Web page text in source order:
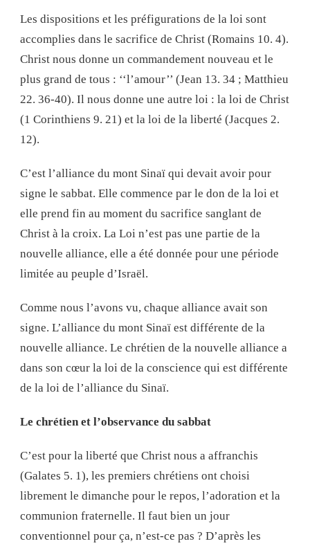
Les dispositions et les préfigurations de la loi sont
accomplies dans le sacrifice de Christ (Romains 10. 4).
Christ nous donne un commandement nouveau et le
plus grand de tous : ‘‘l’amour’’ (Jean 13. 34 ; Matthieu
22. 36-40). Il nous donne une autre loi : la loi de Christ
(1 Corinthiens 9. 21) et la loi de la liberté (Jacques 2.
12).
C’est l’alliance du mont Sinaï qui devait avoir pour
signe le sabbat. Elle commence par le don de la loi et
elle prend fin au moment du sacrifice sanglant de
Christ à la croix. La Loi n’est pas une partie de la
nouvelle alliance, elle a été donnée pour une période
limitée au peuple d’Israël.
Comme nous l’avons vu, chaque alliance avait son
signe. L’alliance du mont Sinaï est différente de la
nouvelle alliance. Le chrétien de la nouvelle alliance a
dans son cœur la loi de la conscience qui est différente
de la loi de l’alliance du Sinaï.
Le chrétien et l’observance du sabbat
C’est pour la liberté que Christ nous a affranchis
(Galates 5. 1), les premiers chrétiens ont choisi
librement le dimanche pour le repos, l’adoration et la
communion fraternelle. Il faut bien un jour
conventionnel pour ça, n’est-ce pas ? D’après les